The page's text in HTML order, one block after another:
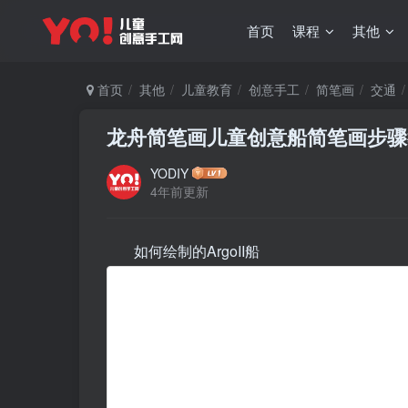
首页 课程 其他
首页 其他 儿童教育 创意手工 简笔画 交通
龙舟简笔画儿童创意船简笔画步
YODIY
4年前更新
如何绘制的ArgoII船